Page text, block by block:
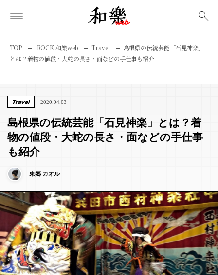
TOP ROCK 和樂web Travel
島根県の伝統芸能「石見神楽」
とは？着物の値段・大蛇の長さ・面などの手仕事も紹介
Travel 2020.04.03
島根県の伝統芸能「石見神楽」とは？着
物の値段・大蛇の長さ・面などの手仕事
も紹介
東郷 カオル